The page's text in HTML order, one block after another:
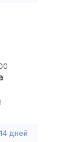
дней